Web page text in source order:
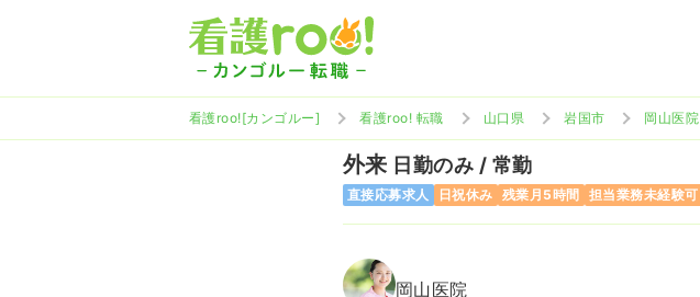
看護roo![カンゴルー] 看護roo! 転職 山口県 岩国市 岡山医院
外来 日勤のみ / 常勤
直接応募求人 日祝休み 残業月5時間 担当業務未経験可
岡山医院